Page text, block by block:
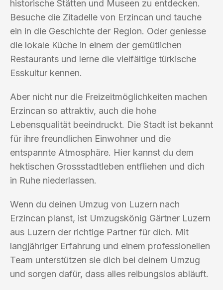
historische Stätten und Museen zu entdecken.
Besuche die Zitadelle von Erzincan und tauche
ein in die Geschichte der Region. Oder geniesse
die lokale Küche in einem der gemütlichen
Restaurants und lerne die vielfältige türkische
Esskultur kennen.
Aber nicht nur die Freizeitmöglichkeiten machen
Erzincan so attraktiv, auch die hohe
Lebensqualität beeindruckt. Die Stadt ist bekannt
für ihre freundlichen Einwohner und die
entspannte Atmosphäre. Hier kannst du dem
hektischen Grossstadtleben entfliehen und dich
in Ruhe niederlassen.
Wenn du deinen Umzug von Luzern nach
Erzincan planst, ist Umzugskönig Gärtner Luzern
aus Luzern der richtige Partner für dich. Mit
langjähriger Erfahrung und einem professionellen
Team unterstützen sie dich bei deinem Umzug
und sorgen dafür, dass alles reibungslos abläuft.